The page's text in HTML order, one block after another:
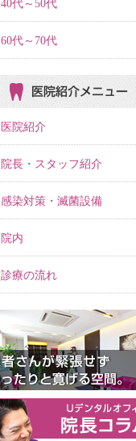
40代～50代
60代～70代
医院紹介メニュー
医院紹介
院長・スタッフ紹介
感染対策・滅菌設備
院内
診療の流れ